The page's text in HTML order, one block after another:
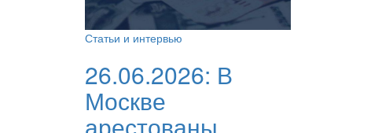
Статьи и интервью
26.06.2026: В
Москве